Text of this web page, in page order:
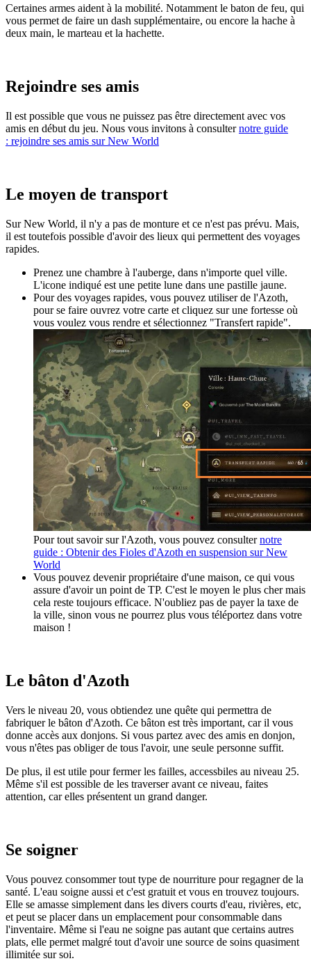
Certaines armes aident à la mobilité. Notamment le baton de feu, qui
vous permet de faire un dash supplémentaire, ou encore la hache à
deux main, le marteau et la hachette.
Rejoindre ses amis
Il est possible que vous ne puissez pas être directement avec vos
amis en début du jeu. Nous vous invitons à consulternotre guide
: rejoindre ses amis sur New World
Le moyen de transport
Sur New World, il n'y a pas de monture et ce n'est pas prévu. Mais,
il est toutefois possible d'avoir des lieux qui permettent des voyages
rapides.
Prenez une chambre à l'auberge, dans n'importe quel ville.
L'icone indiqué est une petite lune dans une pastille jaune.
Pour des voyages rapides, vous pouvez utiliser de l'Azoth,
pour se faire ouvrez votre carte et cliquez sur une fortesse où
vous voulez vous rendre et sélectionnez "Transfert rapide".
Pour tout savoir sur l'Azoth, vous pouvez consulternotre
guide : Obtenir des Fioles d'Azoth en suspension sur New
World
Vous pouvez devenir propriétaire d'une maison, ce qui vous
assure d'avoir un point de TP. C'est le moyen le plus cher mais
cela reste toujours efficace. N'oubliez pas de payer la taxe de
la ville, sinon vous ne pourrez plus vous téléportez dans votre
maison !
Le bâton d'Azoth
Vers le niveau 20, vous obtiendez une quête qui permettra de
fabriquer le bâton d'Azoth. Ce bâton est très important, car il vous
donne accès aux donjons. Si vous partez avec des amis en donjon,
vous n'êtes pas obliger de tous l'avoir, une seule personne suffit.
De plus, il est utile pour fermer les failles, accessbiles au niveau 25.
Même s'il est possible de les traverser avant ce niveau, faites
attention, car elles présentent un grand danger.
Se soigner
Vous pouvez consommer tout type de nourriture pour regagner de la
santé. L'eau soigne aussi et c'est gratuit et vous en trouvez toujours.
Elle se amasse simplement dans les divers courts d'eau, rivières, etc,
et peut se placer dans un emplacement pour consommable dans
l'inventaire. Même si l'eau ne soigne pas autant que certains autres
plats, elle permet malgré tout d'avoir une source de soins quasiment
illimitée sur soi.